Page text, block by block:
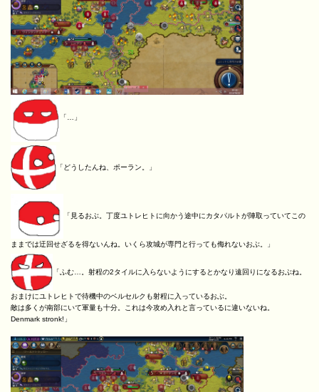
「…」
「どうしたんね、ポーラン。」
「見るおぶ。丁度ユトレヒトに向かう途中にカタパルトが陣取っていてこの
ままでは迂回せざるを得ないんね。いくら攻城が専門と行っても侮れないおぶ。」
「ふむ…。射程の2タイルに入らないようにするとかなり遠回りになるおぶね。
おまけにユトレヒトで待機中のベルセルクも射程に入っているおぶ。
敵は多くが南部にいて軍量も十分。これは今攻め入れと言っているに違いないね。
Denmark stronk!」